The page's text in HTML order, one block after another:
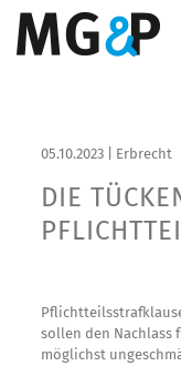
05.10.2023 | Erbrecht
DIE
sollen den Nachlass
möglichst